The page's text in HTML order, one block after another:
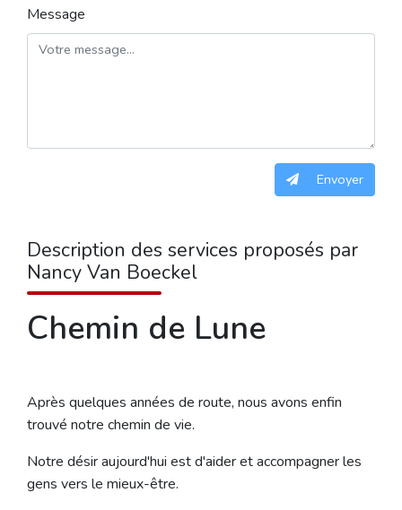
Message
Envoyer
Description des services proposés par
Nancy Van Boeckel
Chemin de Lune
Après quelques années de route, nous avons enfin
trouvé notre chemin de vie.
Notre désir aujourd'hui est d'aider et accompagner les
gens vers le mieux-être.